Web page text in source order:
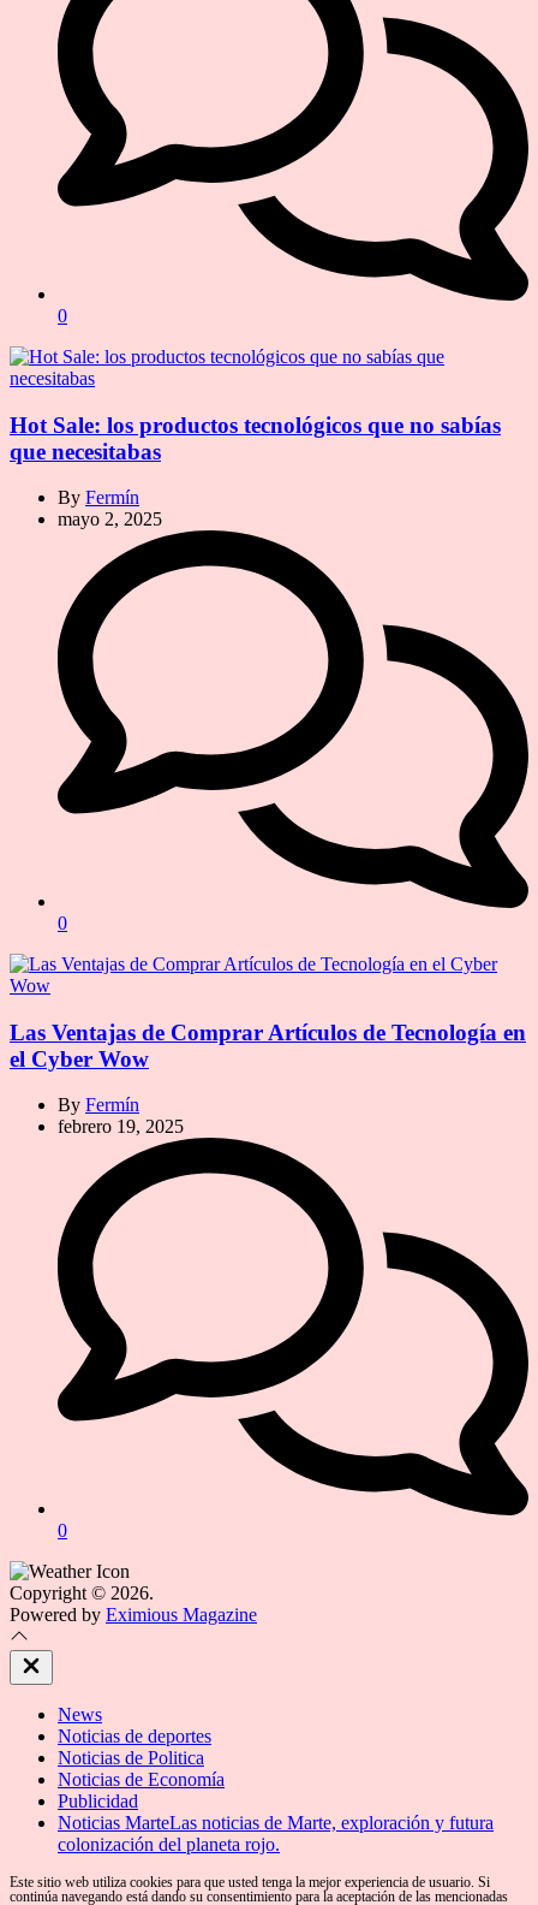
0
Hot Sale: los productos tecnológicos que no sabías
que necesitabas
By Fermín
mayo 2, 2025
0
Las Ventajas de Comprar Artículos de Tecnología en
el Cyber Wow
By Fermín
febrero 19, 2025
0
Copyright © 2026.
Powered by Eximious Magazine
Close
Off
News
Noticias de deportes
Noticias de Politica
Noticias de Economía
Publicidad
Noticias MarteLas noticias de Marte, exploración y futura
colonización del planeta rojo.
Este sitio web utiliza cookies para que usted tenga la mejor experiencia de usuario. Si
continúa navegando está dando su consentimiento para la aceptación de las mencionadas